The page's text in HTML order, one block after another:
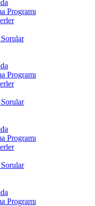
Programı
Sorular
Programı
Sorular
Programı
Sorular
Programı